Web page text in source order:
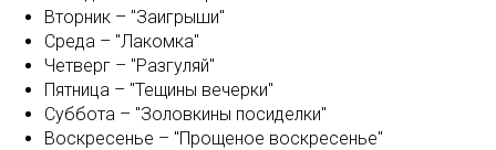
Вторник – "Заигрыши"
Среда – "Лакомка"
Четверг – "Разгуляй"
Пятница – "Тещины вечерки"
Суббота – "Золовкины посиделки"
Воскресенье – "Прощеное воскресенье"